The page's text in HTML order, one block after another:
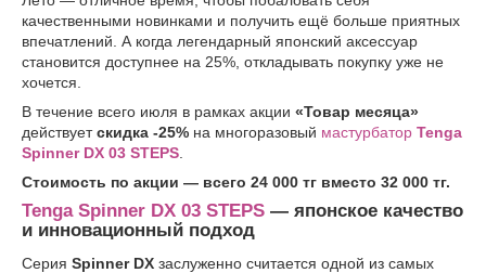
качественными новинками и получить ещё больше приятных
впечатлений. А когда легендарный японский аксессуар
становится доступнее на 25%, откладывать покупку уже не
хочется.
В течение всего июля в рамках акции «Товар месяца»
действуетскидка -25% на многоразовый мастурбатор Tenga
Spinner DX 03 STEPS
Стоимость по акции — всего 24 000 тг вместо 32 000 тг.
Tenga Spinner DX 03 STEPS — японское качество
и инновационный подход
Серия Spinner DX заслуженно считается одной из самых